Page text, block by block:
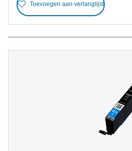
Toevoegen aan verlanglijst